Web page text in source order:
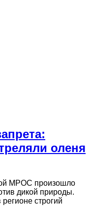
оленя
МРОС произошло
дикой природы.
строгий